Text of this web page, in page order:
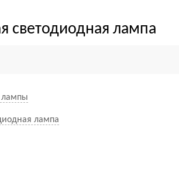
светодиодная лампа
лампы
лампа